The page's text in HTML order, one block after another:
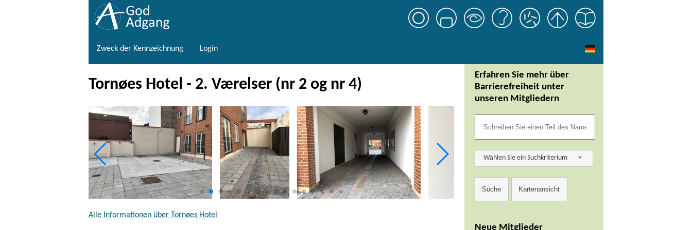
Zweck der Kennzeichnung Login
Tornøes Hotel - 2. Værelser (nr 2 og nr 4)
Alle Informationen über Tornøes Hotel
Erfahren Sie mehr über
Barrierefreiheit unter
unseren Mitgliedern
Wählen Sie ein Suchkriterium
Neue Mitglieder